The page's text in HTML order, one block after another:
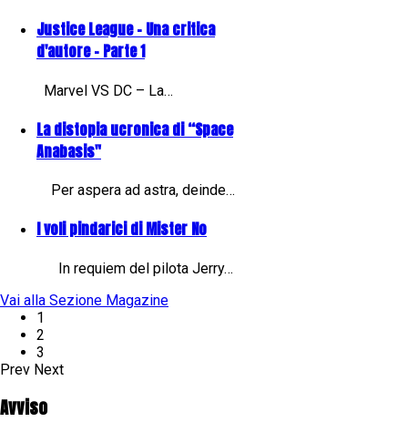
Justice League - Una critica
d'autore - Parte 1
Marvel VS DC – La…
La distopia ucronica di “Space
Anabasis"
Per aspera ad astra, deinde…
I voli pindarici di Mister No
In requiem del pilota Jerry…
Vai alla Sezione Magazine
1
2
3
Prev Next
Avviso